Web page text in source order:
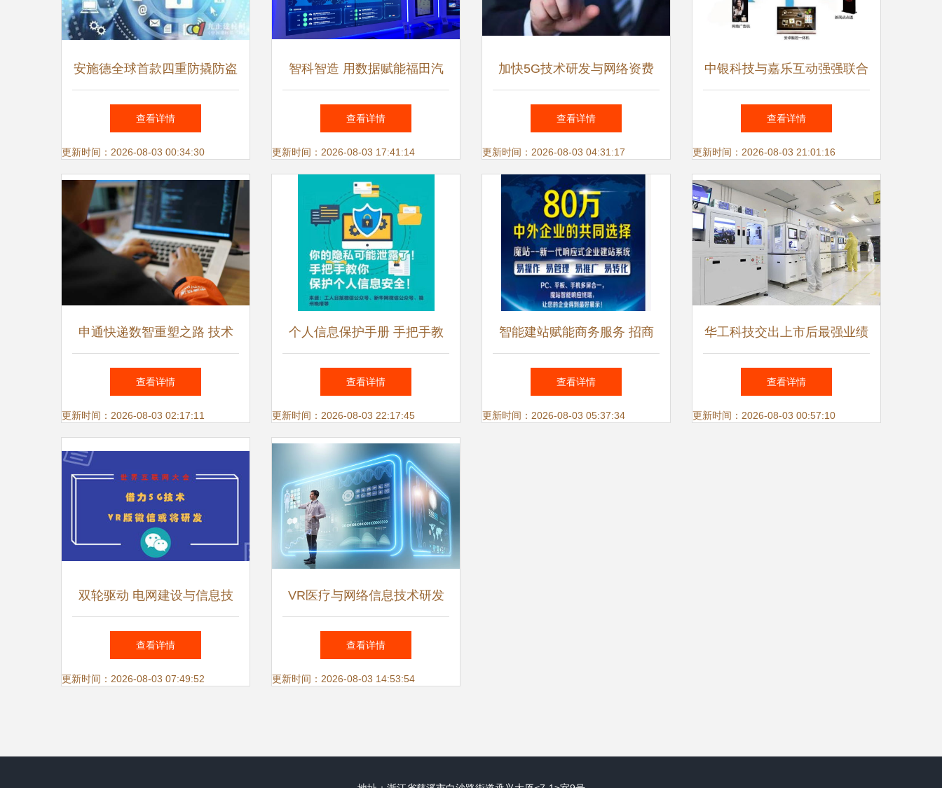
安施德全球首款四重防撬防盗
门震撼来袭 技术革新守护家
居安全
查看详情
更新时间：2026-08-03 00:34:30
智科智造 用数据赋能福田汽
车X新世代——网络信息技术
研发的探索与实践
查看详情
更新时间：2026-08-03 17:41:14
加快5G技术研发与网络资费
下降 两办部署网络信息技术
新蓝图
查看详情
更新时间：2026-08-03 04:31:17
中银科技与嘉乐互动强强联合
打造智能触控全品牌产业生态
链，领航网络信息技术研发新
纪元
查看详情
更新时间：2026-08-03 21:01:16
申通快递数智重塑之路 技术
赋能网络生态新格局
查看详情
更新时间：2026-08-03 02:17:11
个人信息保护手册 手把手教
你守护网络身份安全
查看详情
更新时间：2026-08-03 22:17:45
智能建站赋能商务服务 招商
与技术融合的全新生态
查看详情
更新时间：2026-08-03 05:37:34
华工科技交出上市后最强业绩
单，网络信息技术研发成核心
驱动力
查看详情
更新时间：2026-08-03 00:57:10
双轮驱动 电网建设与信息技
术融合铸就产业新格局
查看详情
更新时间：2026-08-03 07:49:52
VR医疗与网络信息技术研发
双轮驱动 以40%增速重塑未
来医疗
查看详情
更新时间：2026-08-03 14:53:54